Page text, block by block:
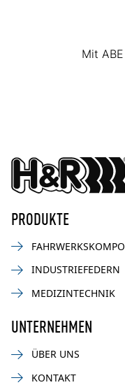
Mit
PRODUKTE
INDUSTRIEFEDERN
MEDIZINTECHNIK
UNTERNEHMEN
ÜBER UNS
KONTAKT